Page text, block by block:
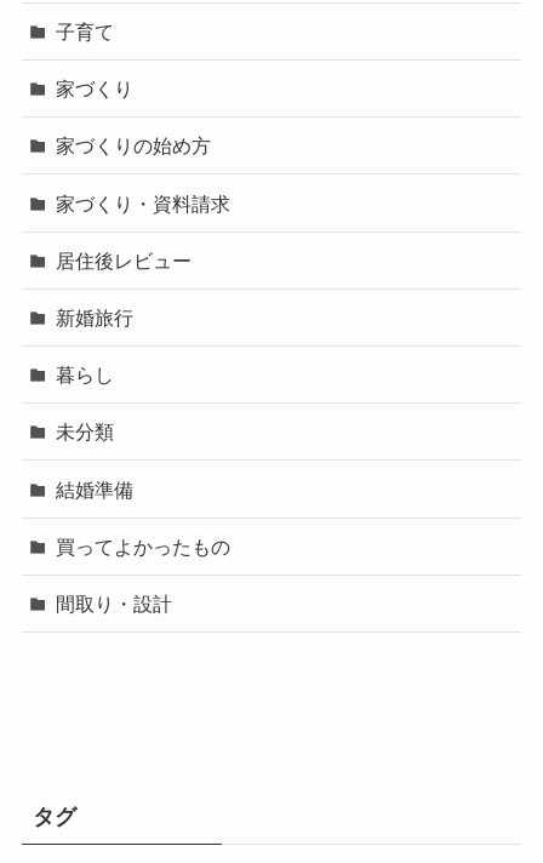
子育て
家づくり
家づくりの始め方
家づくり・資料請求
居住後レビュー
新婚旅行
暮らし
未分類
結婚準備
買ってよかったもの
間取り・設計
タグ